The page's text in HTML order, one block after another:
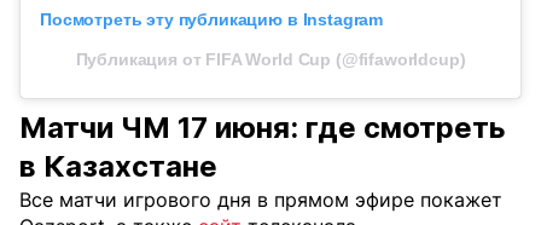
Посмотреть эту публикацию в Instagram
Публикация от FIFA World Cup (@fifaworldcup)
Матчи ЧМ 17 июня: где смотреть
в Казахстане
Все матчи игрового дня в прямом эфире покажет